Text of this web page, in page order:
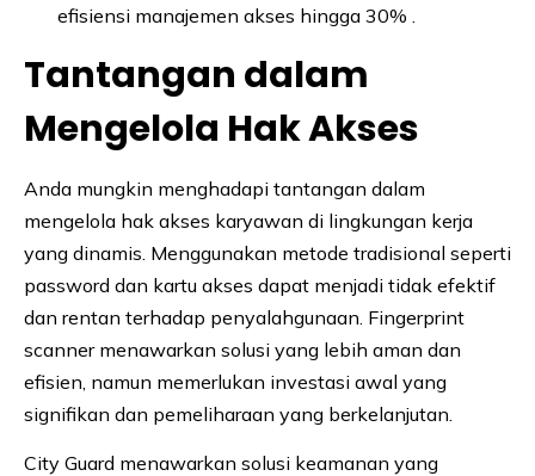
efisiensi manajemen akses hingga 30% .
Tantangan dalam
Mengelola Hak Akses
Anda mungkin menghadapi tantangan dalam
mengelola hak akses karyawan di lingkungan kerja
yang dinamis. Menggunakan metode tradisional seperti
password dan kartu akses dapat menjadi tidak efektif
dan rentan terhadap penyalahgunaan. Fingerprint
scanner menawarkan solusi yang lebih aman dan
efisien, namun memerlukan investasi awal yang
signifikan dan pemeliharaan yang berkelanjutan.
City Guard menawarkan solusi keamanan yang